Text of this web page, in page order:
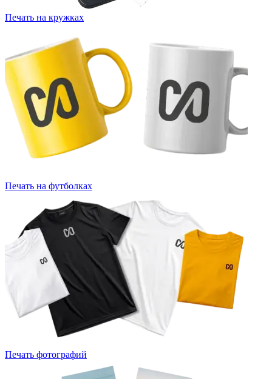
Печать на кружках
Печать на футболках
Печать фотографий